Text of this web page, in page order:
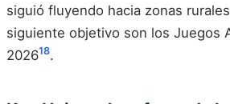
siguió fluyendo hacia zonas
siguiente objetivo son los Juegos
202618.